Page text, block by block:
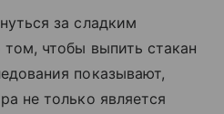
за сладким
чтобы выпить стакан
показывают,
не только является